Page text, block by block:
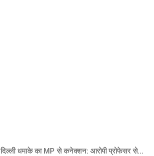
दिल्ली धमाके का MP से कनेक्शन: आरोपी प्रोफेसर से